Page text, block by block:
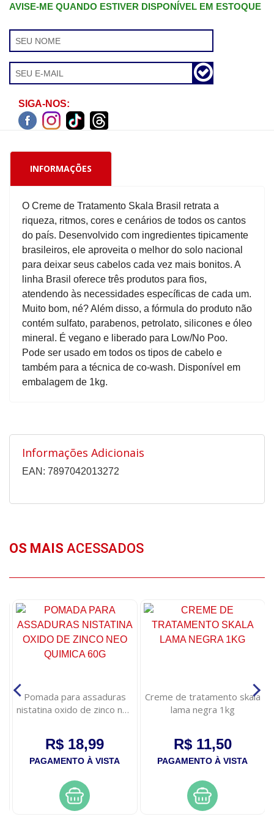
AVISE-ME QUANDO ESTIVER DISPONÍVEL EM ESTOQUE
SIGA-NOS:
INFORMAÇÕES
O Creme de Tratamento Skala Brasil retrata a
riqueza, ritmos, cores e cenários de todos os cantos
do país. Desenvolvido com ingredientes tipicamente
brasileiros, ele aproveita o melhor do solo nacional
para deixar seus cabelos cada vez mais bonitos. A
linha Brasil oferece três produtos para fios,
atendendo às necessidades específicas de cada um.
Muito bom, né? Além disso, a fórmula do produto não
contém sulfato, parabenos, petrolato, silicones e óleo
mineral. É vegano e liberado para Low/No Poo.
Pode ser usado em todos os tipos de cabelo e
também para a técnica de co-wash. Disponível em
embalagem de 1kg.
Informações Adicionais
EAN: 7897042013272
OS MAIS ACESSADOS
Pomada para assaduras
nistatina oxido de zinco neo
R$ 18,99
PAGAMENTO À VISTA
Creme de tratamento skala
lama negra 1kg
R$ 11,50
PAGAMENTO À VISTA